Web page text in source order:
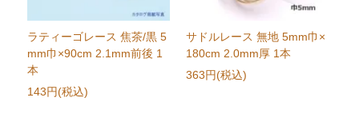
ラティーゴレース 焦茶/黒 5
mm巾×90cm 2.1mm前後 1
本
143円(税込)
サドルレース 無地 5mm巾×
180cm 2.0mm厚 1本
363円(税込)